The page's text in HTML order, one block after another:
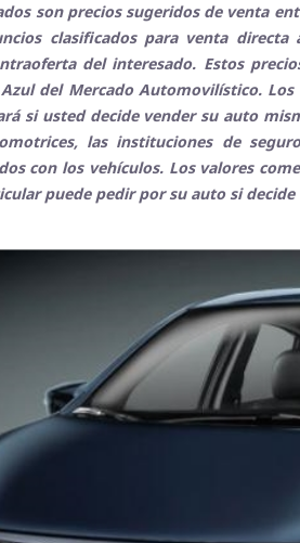
son precios sugeridos de venta
clasificados para venta
del interesado. Estos
del Mercado Automovilístico.
si usted decide vender su auto
las instituciones de
con los vehículos. Los valores
puede pedir por su auto si